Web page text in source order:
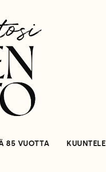
85 VUOTTA KUUNTELE